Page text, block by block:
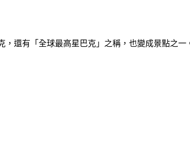
，還有「全球最高星巴克」之稱，也變成景點之一